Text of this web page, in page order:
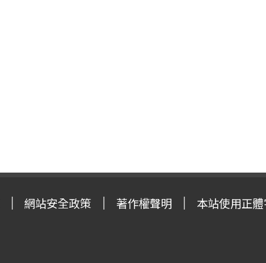
網站安全政策 著作權聲明 本站使用正